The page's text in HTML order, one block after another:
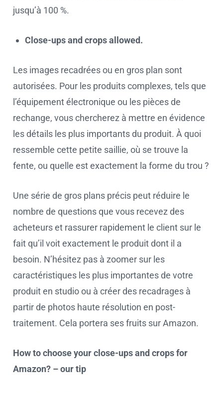
jusqu’à 100 %.
Close-ups and crops allowed.
Les images recadrées ou en gros plan sont
autorisées. Pour les produits complexes, tels que
l’équipement électronique ou les pièces de
rechange, vous chercherez à mettre en évidence
les détails les plus importants du produit. À quoi
ressemble cette petite saillie, où se trouve la
fente, ou quelle est exactement la forme du trou ?
Une série de gros plans précis peut réduire le
nombre de questions que vous recevez des
acheteurs et rassurer rapidement le client sur le
fait qu’il voit exactement le produit dont il a
besoin. N’hésitez pas à zoomer sur les
caractéristiques les plus importantes de votre
produit en studio ou à créer des recadrages à
partir de photos haute résolution en post-
traitement. Cela portera ses fruits sur Amazon.
How to choose your close-ups and crops for
Amazon? – our tip